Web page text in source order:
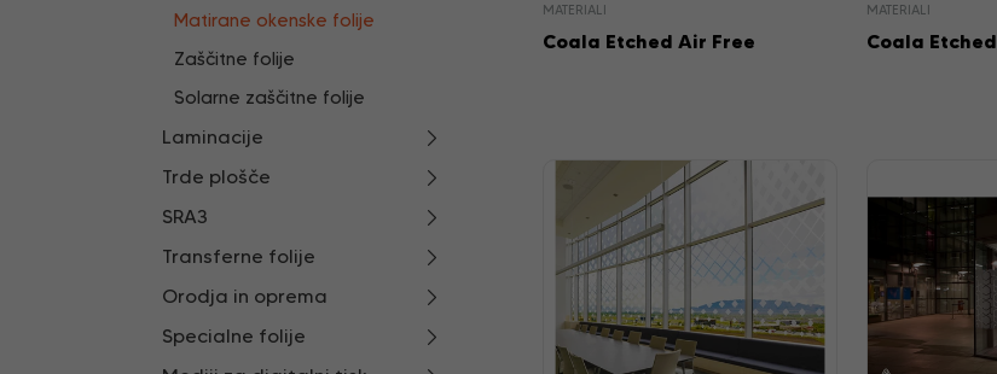
Matirane okenske folije
Zaščitne folije
Solarne zaščitne folije
Laminacije
Trde plošče
SRA3
Transferne folije
Orodja in oprema
Specialne folije
MATERIALI
Coala Etched Air Free
MATERIALI
Coala Etched